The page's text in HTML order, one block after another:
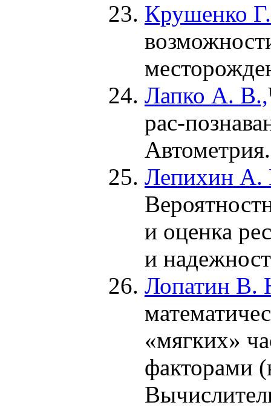
Крушенко
Лапко А. В.,
рас-
Лепихин
и оценка
и
Лопатин В.
«мягких»
факторами